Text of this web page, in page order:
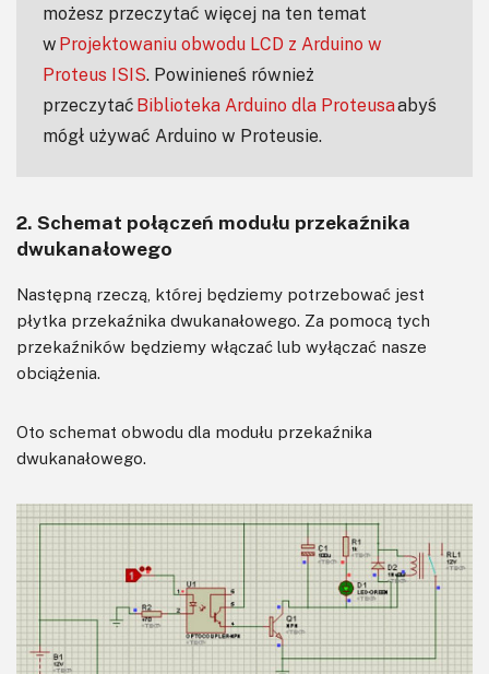
możesz przeczytać więcej na ten temat
w Projektowaniu obwodu LCD z Arduino w
Proteus ISIS. Powinieneś również
przeczytać Biblioteka Arduino dla Proteusaabyś
mógł używać Arduino w Proteusie.
2. Schemat połączeń modułu przekaźnika
dwukanałowego
Następną rzeczą, której będziemy potrzebować jest
płytka przekaźnika dwukanałowego. Za pomocą tych
przekaźników będziemy włączać lub wyłączać nasze
obciążenia.
Oto schemat obwodu dla modułu przekaźnika
dwukanałowego.